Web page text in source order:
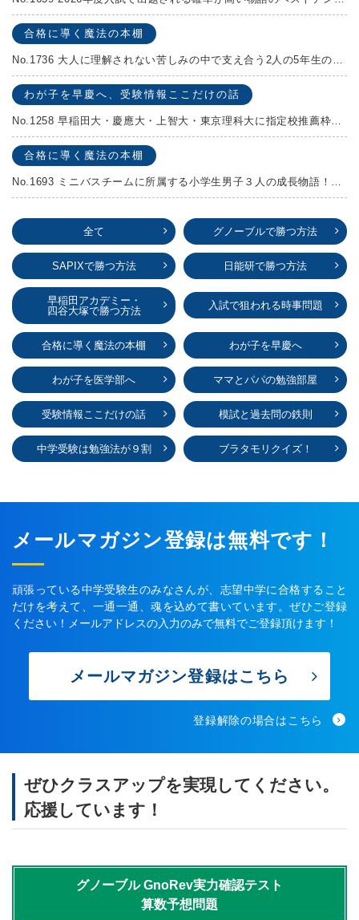
合格に導く魔法の本棚
わが子を早慶へ、受験情報ここだけの話
合格に導く魔法の本棚
全て グノーブルで勝つ方法
SAPIXで勝つ方法 日能研で勝つ方法
早稲田アカデミー・
四谷大塚で勝つ方法
入試で狙われる時事問題
合格に導く魔法の本棚 わが子を早慶へ
わが子を医学部へ ママとパパの勉強部屋
受験情報ここだけの話 模試と過去問の鉄則
中学受験は勉強法が９割 ブラタモリクイズ！
メールマガジン登録は無料です！
頑張っている中学受験生のみなさんが、志望中学に合格すること
だけを考えて、一通一通、魂を込めて書いています。ぜひご登録
ください！メールアドレスの入力のみで無料でご登録頂けます！
メールマガジン登録はこちら
登録解除の場合はこちら
ぜひクラスアップを実現してください。
応援しています！
グノーブルGnoRev実力確認テスト
算数予想問題